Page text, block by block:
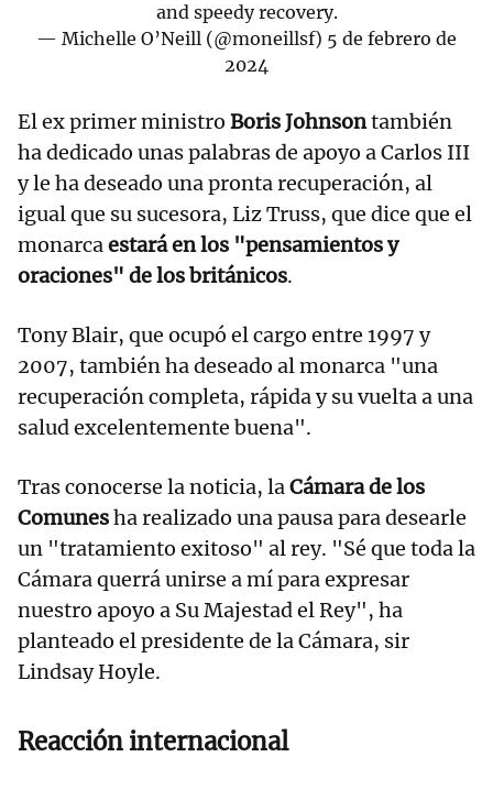
and speedy recovery.
— Michelle O’Neill (@moneillsf) 5 de febrero de
2024
El ex primer ministro Boris Johnsontambién
ha dedicado unas palabras de apoyo a Carlos III
y le ha deseado una pronta recuperación, al
igual que su sucesora, Liz Truss, que dice que el
monarcaestará en los "pensamientos y
oraciones" de los británicos.
Tony Blair, que ocupó el cargo entre 1997 y
2007, también ha deseado al monarca "una
recuperación completa, rápida y su vuelta a una
salud excelentemente buena".
Tras conocerse la noticia, laCámara de los
Comunesha realizado una pausa para desearle
un "tratamiento exitoso" al rey. "Sé que toda la
Cámara querrá unirse a mí para expresar
nuestro apoyo a Su Majestad el Rey", ha
planteado el presidente de la Cámara, sir
Lindsay Hoyle.
Reacción internacional